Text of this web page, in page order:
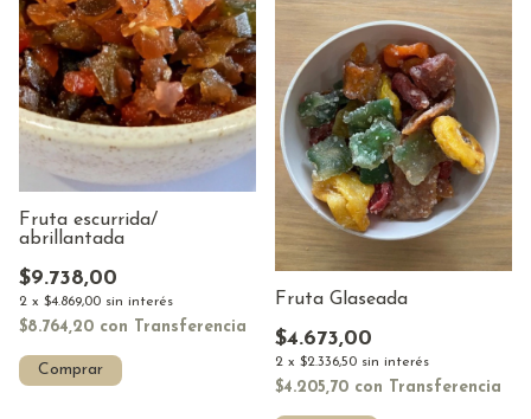
Fruta escurrida/
abrillantada
$9.738,00
2 x $4.869,00 sin interés
$8.764,20 con Transferencia
Comprar
Fruta Glaseada
$4.673,00
2 x $2.336,50 sin interés
$4.205,70 con Transferencia